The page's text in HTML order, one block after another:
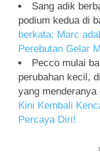
Sang adik
podium kedua di
berkata: Marc
Perebutan Gelar
Pecco mulai
perubahan kecil,
yang
Kini Kembali
Percaya Diri!